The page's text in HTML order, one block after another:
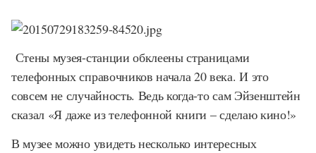
Стены музея-станции обклеены страницами
телефонных справочников начала 20 века. И это
совсем не случайность. Ведь когда-то сам Эйзенштейн
сказал «Я даже из телефонной книги – сделаю кино!»
В музее можно увидеть несколько интересных